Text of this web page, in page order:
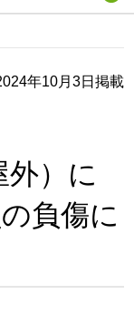
年10月3日掲載
）に
負傷に